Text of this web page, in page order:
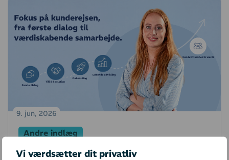
Vi værdsætter dit privatliv
Andre indlæg
Mød vores nye Customer
9. jun, 2026